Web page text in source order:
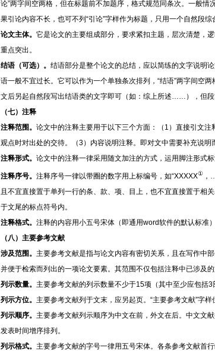
论”两字间空两格，但在标题前不加题序，格式规范同条次。一般
果引论内容不长，也可不列“引论”字样作为标题，只用一个自然段综
论文主体。 它是论文的主要组成部分，要求紧扣主题，层次清楚，
重点突出。
结语（可选）。 结语部分是整个论文的总结，应以简练的文字说明
语一般不宜过长。它可以作为一个单独条次排列， “结语”两字间空
文后另起自然段写出结语类的文字即可（如：综上所述……），但段
（七）注释
注释范围。 论文中的注释主要用于以下三个方面：（ 1）直接引文注
观点时对出处的交待。（3）内容说明注释。即对文中需要补充说明
注释形式。 论文中的注释一律采用随文加注的方式，运用脚注形式标
注释序号。 注释序号一律以带圈的数字用上标编号，如“XXXXX①，
且不宜直接置于单列一行的条、款、项、目上，也不宜直接置于相
于文尾的标点符号内。
注释格式。 注释的内容用小五号宋体（即通用word软件的默认标准
（八）主要参考文献
涉及范围。 主要参考文献是指与论文内容有密切关系，且在写作中
并便于检索而列出的一项论文要素。其范围不仅包括注释中已涉及
列示数量。 主要参考文献的列示数量不少于15项（其中至少应包括3
列示方位。 主要参考文献列于文末，应另起页。 “主要参考文献”字
列示顺序。 主要参考文献列示顺序为中文在前，外文在后。中文文
发表时间增序排列。
列示格式。 主要参考文献的字号一律用五号宋体。各条参考文献首